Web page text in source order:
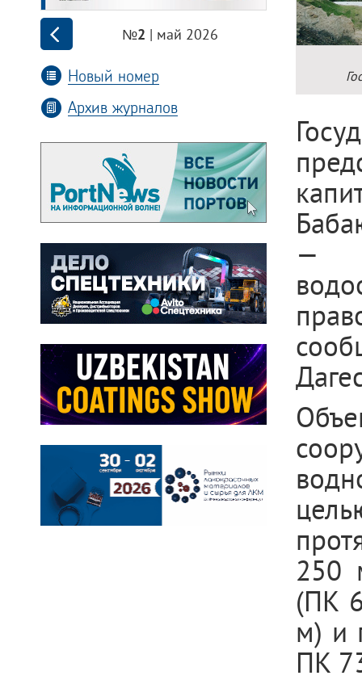
№2 | май 2026
Новый номер
Архив журналов
—
250
(ПК
м) и
ПК